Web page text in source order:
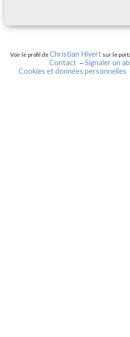
Voir le profil deChristian Hivert sur le
Contact
Signaler un
Cookies et données personnelles